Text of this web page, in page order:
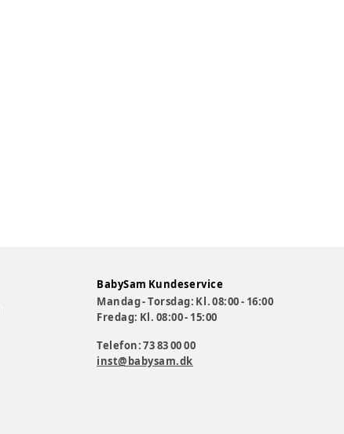
BabySam Kundeservice
Mandag - Torsdag: Kl. 08:00 - 16:00
Fredag: Kl. 08:00 - 15:00
Telefon: 73 83 00 00
inst@babysam.dk